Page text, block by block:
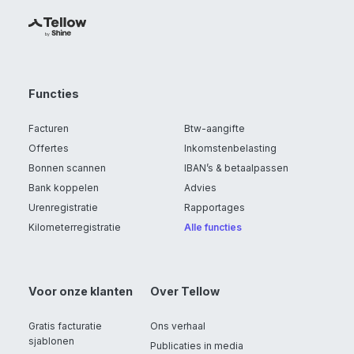
Functies
Facturen
Offertes
Bonnen scannen
Bank koppelen
Urenregistratie
Kilometerregistratie
Btw-aangifte
Inkomstenbelasting
IBAN’s & betaalpassen
Advies
Rapportages
Alle functies
Voor onze klanten
Gratis facturatie
sjablonen
Over Tellow
Ons verhaal
Publicaties in media